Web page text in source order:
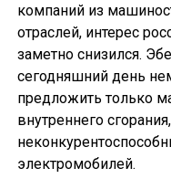
компаний из
отраслей, интерес
заметно снизился.
сегодняшний день
предложить только
внутреннего
электромобилей.